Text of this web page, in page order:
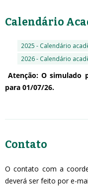
Calendário
2025 - Calendário
2026 - Calendário
Atenção: O simulado
para 01/07/26.
Contato
O contato com a
deverá ser feito por e-